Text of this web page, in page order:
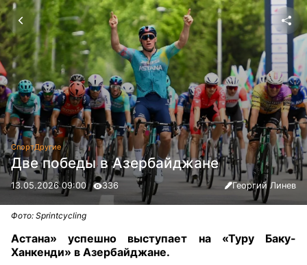
СпортДругие
Две победы в Азербайджане
13.05.2026 09:00 336 Георгий Линев
Фото: Sprintcycling
Астана» успешно выступает на «Туру Баку-
Ханкенди» в Азербайджане.